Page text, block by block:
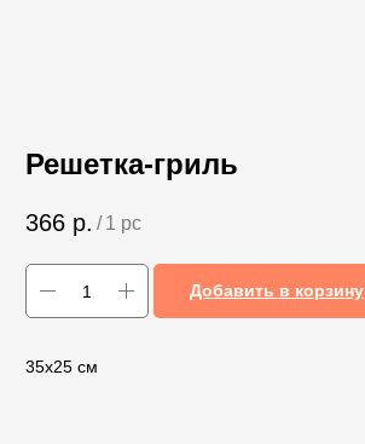
Решетка-гриль
366 р. / 1 pc
Добавить в корзину
35х25 см